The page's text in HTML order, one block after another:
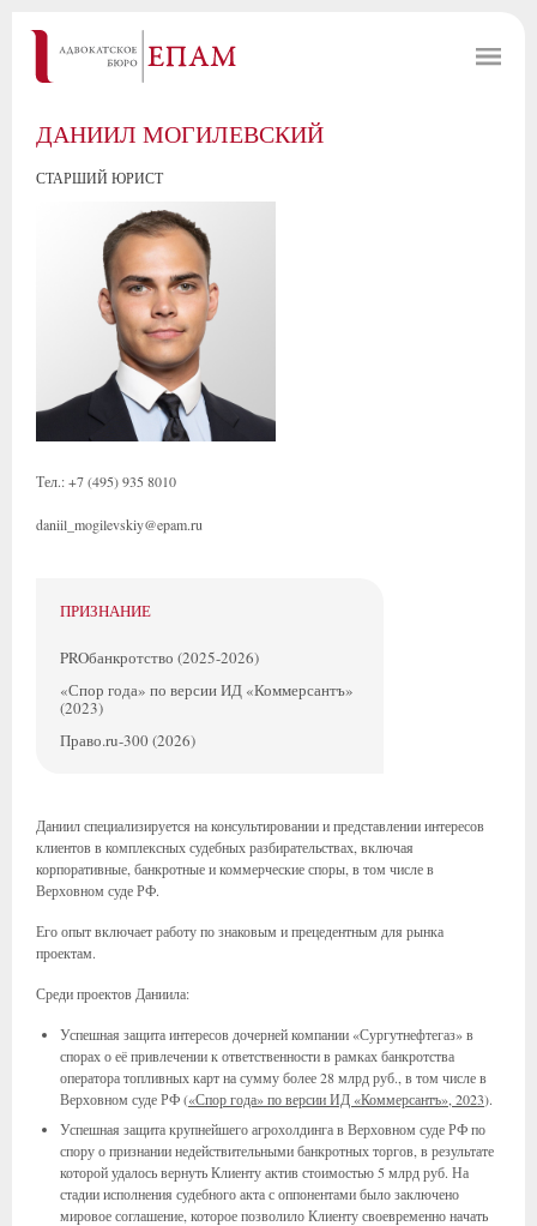
ДАНИИЛ МОГИЛЕВСКИЙ
СТАРШИЙ ЮРИСТ
Тел.: +7 (495) 935 8010
daniil_mogilevskiy@epam.ru
ПРИЗНАНИЕ
PROбанкротство (2025-2026)
«Спор года» по версии ИД «Коммерсантъ»
(2023)
Право.ru-300 (2026)
Даниил специализируется на консультировании и представлении интересов
клиентов в комплексных судебных разбирательствах, включая
корпоративные, банкротные и коммерческие споры, в том числе в
Верховном суде РФ.
Его опыт включает работу по знаковым и прецедентным для рынка
проектам.
Среди проектов Даниила:
Успешная защита интересов дочерней компании «Сургутнефтегаз» в
спорах о её привлечении к ответственности в рамках банкротства
оператора топливных карт на сумму более 28 млрд руб., в том числе в
Верховном суде РФ («Спор года» по версии ИД «Коммерсантъ», 2023).
Успешная защита крупнейшего агрохолдинга в Верховном суде РФ по
спору о признании недействительными банкротных торгов, в результате
которой удалось вернуть Клиенту актив стоимостью 5 млрд руб. На
стадии исполнения судебного акта с оппонентами было заключено
мировое соглашение, которое позволило Клиенту своевременно начать